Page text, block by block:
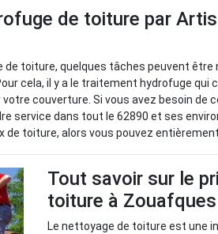
de toiture par
de toiture, quelques tâches peuvent
cela, il y a le traitement hydrofuge qui
couverture. Si vous avez besoin de
service dans tout le 62890 et ses
de toiture, alors vous pouvez
Tout savoir sur le
toiture à Zouafques
Le nettoyage de toiture est une